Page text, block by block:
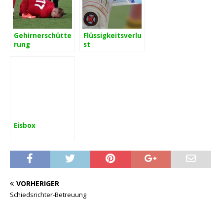
Gehirnerschütte
rung
Flüssigkeitsverlu
st
Eisbox
VORHERIGER
Schiedsrichter-Betreuung